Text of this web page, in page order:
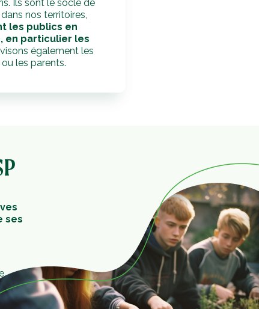
Ils sont le socle de
nos territoires,
les publics en
en particulier les
également les
les parents.
ses